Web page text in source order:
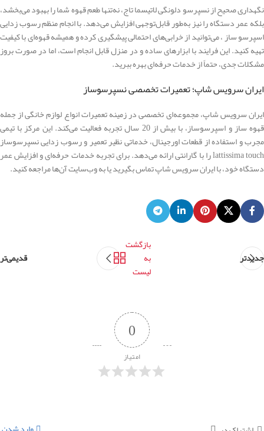
نگهداری صحیح از نسپرسو دلونگی لاتیسما تاج، نه‌تنها طعم قهوه شما را بهبود می‌بخشد،
بلکه عمر دستگاه را نیز به‌طور قابل‌توجهی افزایش می‌دهد. با انجام منظم رسوب زدایی
اسپرسو ساز ، می‌توانید از خرابی‌های احتمالی پیشگیری کرده و همیشه قهوه‌ای با کیفیت
تهیه کنید. این فرایند با ابزارهای ساده و در منزل قابل انجام است، اما در صورت بروز
مشکلات جدی، حتماً از خدمات حرفه‌ای بهره ببرید.
ایران سرویس شاپ؛ تعمیرات تخصصی نسپرسوساز
ایران سرویس شاپ، مجموعه‌ای تخصصی در زمینه تعمیرات انواع لوازم خانگی از جمله
قهوه ساز و اسپرسوساز، با بیش از 20 سال تجربه فعالیت می‌کند. این مرکز با تیمی
مجرب و استفاده از قطعات اورجینال، خدماتی نظیر تعمیر و رسوب زدایی نسپرسوساز
lattissima touch را با گارانتی ارائه می‌دهد. برای تجربه خدمات حرفه‌ای و افزایش عمر
دستگاه خود، با ایران سرویس شاپ تماس بگیرید یا به وب‌سایت آن‌ها مراجعه کنید.
جدیدتر
بازگشت
به
لیست
قدیمی‌تر
0
امتیاز